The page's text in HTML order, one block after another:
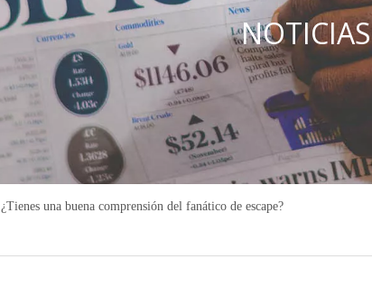
NOTICIAS
¿Tienes una buena comprensión del fanático de escape?